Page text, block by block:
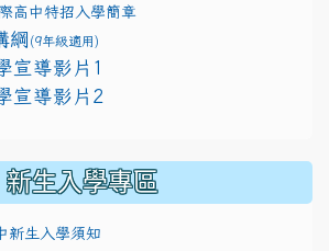
高中特招入學簡章
綱 (9年級適用)
presentation/d/
宣導影片1
presentation/d/
宣導影片2
新生入學專區
新生入學須知